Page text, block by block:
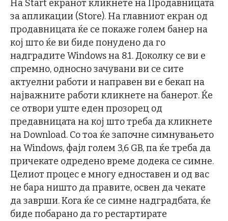
На Start екранот кликнете на Продавницата
за апликации (Store). На главниот екран од
продавницата ќе се покаже голем банер на
кој што ќе ви биде понудено да го
надградите Windows на 8.1. Доколку се ви е
спремно, односно зачувани ви се сите
актуелни работи и направен ви е бекап на
најважните работи кликнете на банерот. Ќе
се отвори уште еден прозорец од
предавницата на кој што треба да кликнете
на Download. Со тоа ќе започне симнувањето
на Windows, фајл голем 3,6 GB, па ќе треба да
причекате одредено време додека се симне.
Целиот процес е многу едноставен и од вас
не бара ништо да правите, освен да чекате
да заврши. Кога ќе се симне надградбата, ќе
биде побарано да го рестартирате